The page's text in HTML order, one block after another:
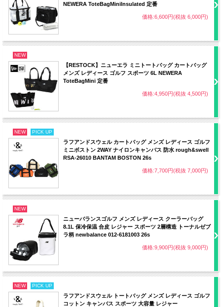
NEWERA ToteBagMiniInsulated 定番
価格:6,600円(税抜 6,000円)
NEW
【RESTOCK】ニューエラ ミニトートバッグ カートバッグ
メンズ レディース ゴルフ スポーツ 6L NEWERA
ToteBagMini 定番
価格:4,950円(税抜 4,500円)
NEW PICK UP
ラフアンドスウェル カートバッグ メンズ レディース ゴルフ
ミニボストン 2WAY ナイロンキャンバス 防水 rough&swell
RSA-26010 BANTAM BOSTON 26s
価格:7,700円(税抜 7,000円)
NEW
ニューバランスゴルフ メンズ レディース クーラーバッグ
8.1L 保冷保温 合皮 レジャー スポーツ 2層構造 トーナルゼブ
ラ柄 newbalance 012-6181003 26s
価格:9,900円(税抜 9,000円)
NEW PICK UP
ラフアンドスウェル トートバッグ メンズ レディース ゴルフ
コットン キャンバス スポーツ 大容量 レジャー